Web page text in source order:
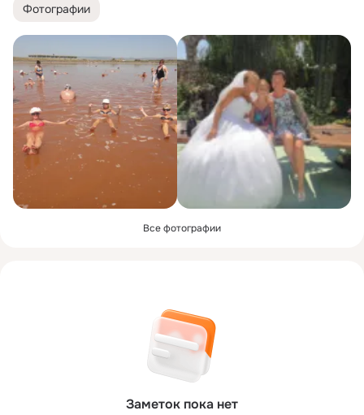
Фотографии
Все фотографии
Заметок пока нет